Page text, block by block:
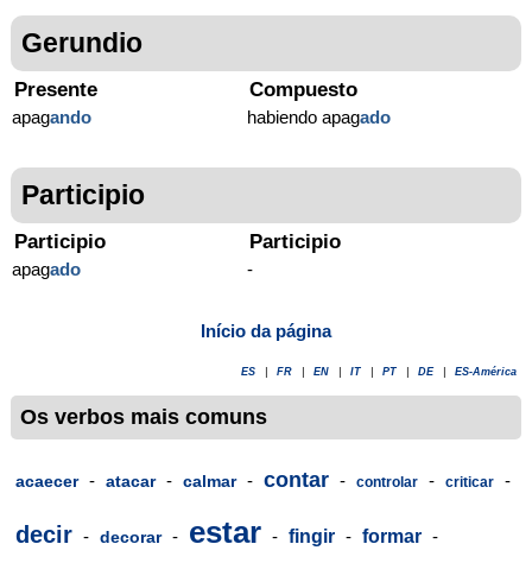
Gerundio
Presente
apagando
Compuesto
habiendo apagado
Participio
Participio
apagado
Participio
-
Início da página
ES FR EN IT PT DE ES-América
Os verbos mais comuns
acaecer - atacar - calmar - contar - controlar - criticar -
decir - decorar - estar - fingir - formar -